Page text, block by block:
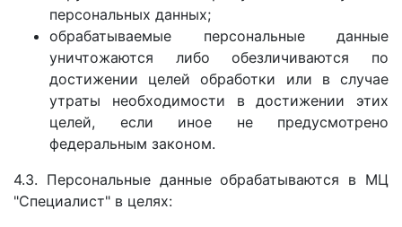
персональных данных;
обрабатываемые персональные данные
уничтожаются либо обезличиваются по
достижении целей обработки или в случае
утраты необходимости в достижении этих
целей, если иное не предусмотрено
федеральным законом.
4.3. Персональные данные обрабатываются в МЦ
"Специалист" в целях: